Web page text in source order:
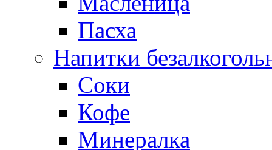
Пасха
Напитки
Соки
Кофе
Минералка